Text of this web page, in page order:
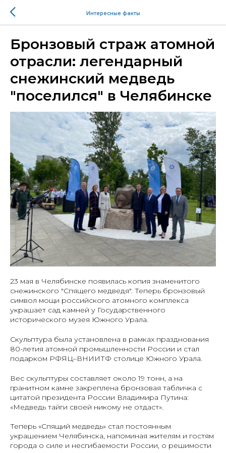
Интересные факты
Бронзовый страж атомной
отрасли: легендарный
снежинский медведь
"поселился" в Челябинске
23 мая в Челябинске появилась копия знаменитого
снежинского "Спящего медведя". Теперь бронзовый
символ мощи российского атомного комплекса
украшает сад камней у Государственного
исторического музея Южного Урала.
Скульптура была установлена в рамках празднования
80-летия атомной промышленности России и стал
подарком РФЯЦ–ВНИИТФ столице Южного Урала.
Вес скульптуры составляет около 19 тонн, а на
гранитном камне закреплена бронзовая табличка с
цитатой президента России Владимира Путина:
«Медведь тайги своей никому не отдаст».
Теперь «Спящий медведь» стал постоянным
украшением Челябинска, напоминая жителям и гостям
города о силе и несгибаемости России, о решимости